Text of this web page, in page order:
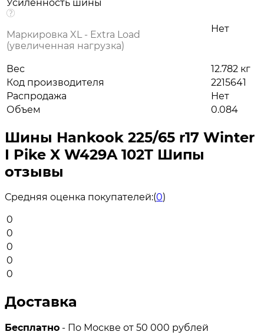
Усиленность шины
Маркировка XL - Extra Load
(увеличенная нагрузка)
Нет
Вес
12.782 кг
Код производителя
2215641
Распродажа
Нет
Объем
0.084
Шины Hankook 225/65 r17 Winter
I Pike X W429A 102T Шипы
отзывы
Средняя оценка покупателей:(0)
0
0
0
0
0
Доставка
Бесплатно - По Москве от 50 000 рублей